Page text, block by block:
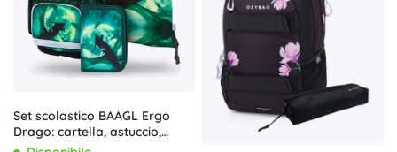
Set scolastico BAAGL Ergo
Drago: cartella, astuccio,
sacchetto